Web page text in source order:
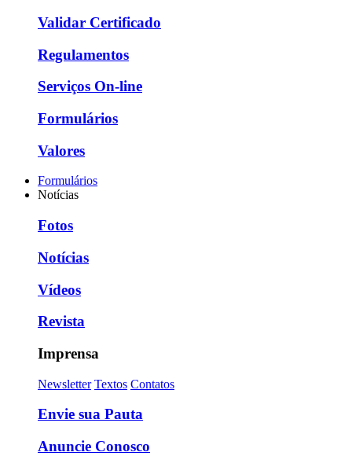
Validar Certificado
Regulamentos
Serviços On-line
Formulários
Valores
Formulários
Notícias
Fotos
Notícias
Vídeos
Revista
Imprensa
Newsletter Textos Contatos
Envie sua Pauta
Anuncie Conosco